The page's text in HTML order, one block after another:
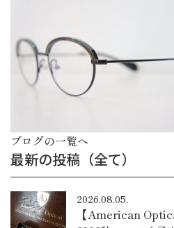
ブログの一覧へ
最新の投稿（全て）
2026.08.05.
【American